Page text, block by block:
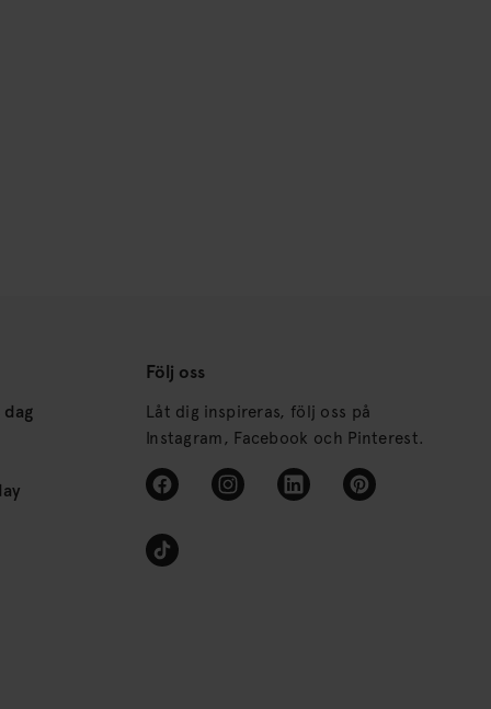
Följ oss
Låt dig inspireras, följ oss på
Instagram, Facebook och Pinterest.